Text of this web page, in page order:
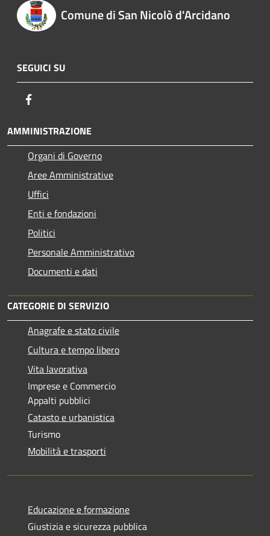
Comune di San Nicolò d'Arcidano
SEGUICI SU
AMMINISTRAZIONE
Organi di Governo
Aree Amministrative
Uffici
Enti e fondazioni
Politici
Personale Amministrativo
Documenti e dati
CATEGORIE DI SERVIZIO
Anagrafe e stato civile
Cultura e tempo libero
Vita lavorativa
Imprese e Commercio
Appalti pubblici
Catasto e urbanistica
Turismo
Mobilità e trasporti
Educazione e formazione
Giustizia e sicurezza pubblica